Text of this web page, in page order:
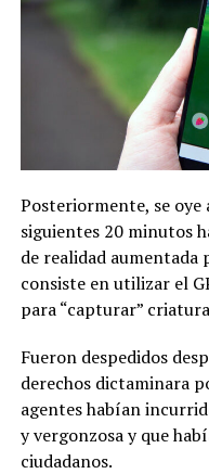
Posteriormente, se oye
siguientes 20 minutos
de realidad aumentada
consiste en utilizar el
para “capturar”
Fueron despedidos
derechos dictaminara
agentes habían
y vergonzosa y que
ciudadanos.